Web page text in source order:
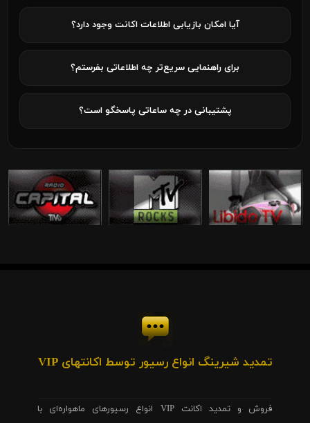
آیا امکان بازیابی اطلاعات اکانت وجود دارد؟
برای راهنمایی سریع‌تر چه اطلاعاتی بفرستم؟
پشتیبانی در چه ساعاتی پاسخگو است؟
تمدید شیرینگ انواع رسیور توسط اکانتهای VIP
فروش و تمدید اکانت VIP انواع رسیورهای ماهواره‌ای با